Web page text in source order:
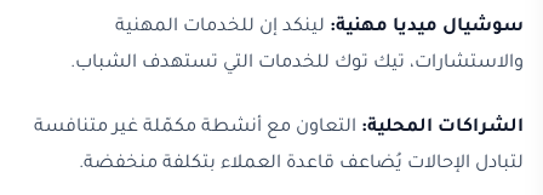
سوشيال ميديا مهنية: لينكد إن للخدمات المهنية
والاستشارات، تيك توك للخدمات التي تستهدف الشباب.
الشراكات المحلية: التعاون مع أنشطة مكمّلة غير متنافسة
لتبادل الإحالات يُضاعف قاعدة العملاء بتكلفة منخفضة.